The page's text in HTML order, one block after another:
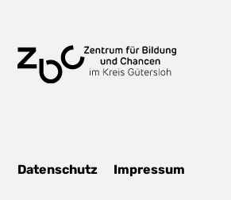
Datenschutz Impressum